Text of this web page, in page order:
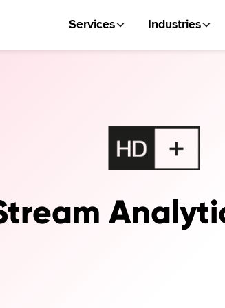
Services Industries